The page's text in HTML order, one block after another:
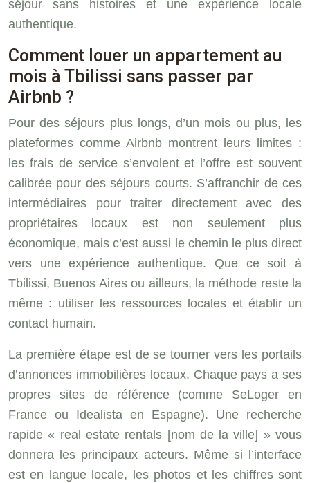
séjour sans histoires et une expérience locale
authentique.
Comment louer un appartement au
mois à Tbilissi sans passer par
Airbnb ?
Pour des séjours plus longs, d’un mois ou plus, les
plateformes comme Airbnb montrent leurs limites :
les frais de service s’envolent et l’offre est souvent
calibrée pour des séjours courts. S’affranchir de ces
intermédiaires pour traiter directement avec des
propriétaires locaux est non seulement plus
économique, mais c’est aussi le chemin le plus direct
vers une expérience authentique. Que ce soit à
Tbilissi, Buenos Aires ou ailleurs, la méthode reste la
même : utiliser les ressources locales et établir un
contact humain.
La première étape est de se tourner vers les portails
d’annonces immobilières locaux. Chaque pays a ses
propres sites de référence (comme SeLoger en
France ou Idealista en Espagne). Une recherche
rapide « real estate rentals [nom de la ville] » vous
donnera les principaux acteurs. Même si l’interface
est en langue locale, les photos et les chiffres sont